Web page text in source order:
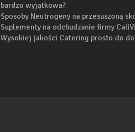
bardzo wyjątkowa?
Sposoby Neutrogeny na przesuszoną
Suplementy na odchudzanie firmy
Wysokiej jakości Catering prosto do